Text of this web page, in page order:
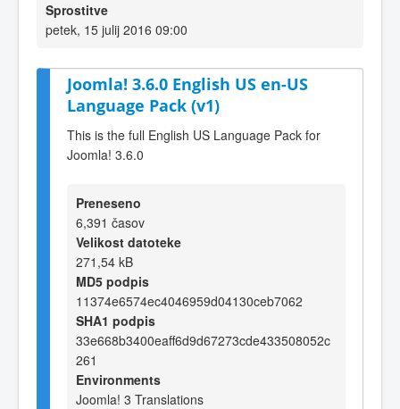
Sprostitve
petek, 15 julij 2016 09:00
Joomla! 3.6.0 English US en-US
Language Pack (v1)
This is the full English US Language Pack for
Joomla! 3.6.0
Preneseno
6,391 časov
Velikost datoteke
271,54 kB
MD5 podpis
11374e6574ec4046959d04130ceb7062
SHA1 podpis
33e668b3400eaff6d9d67273cde433508052c
261
Environments
Joomla! 3 Translations